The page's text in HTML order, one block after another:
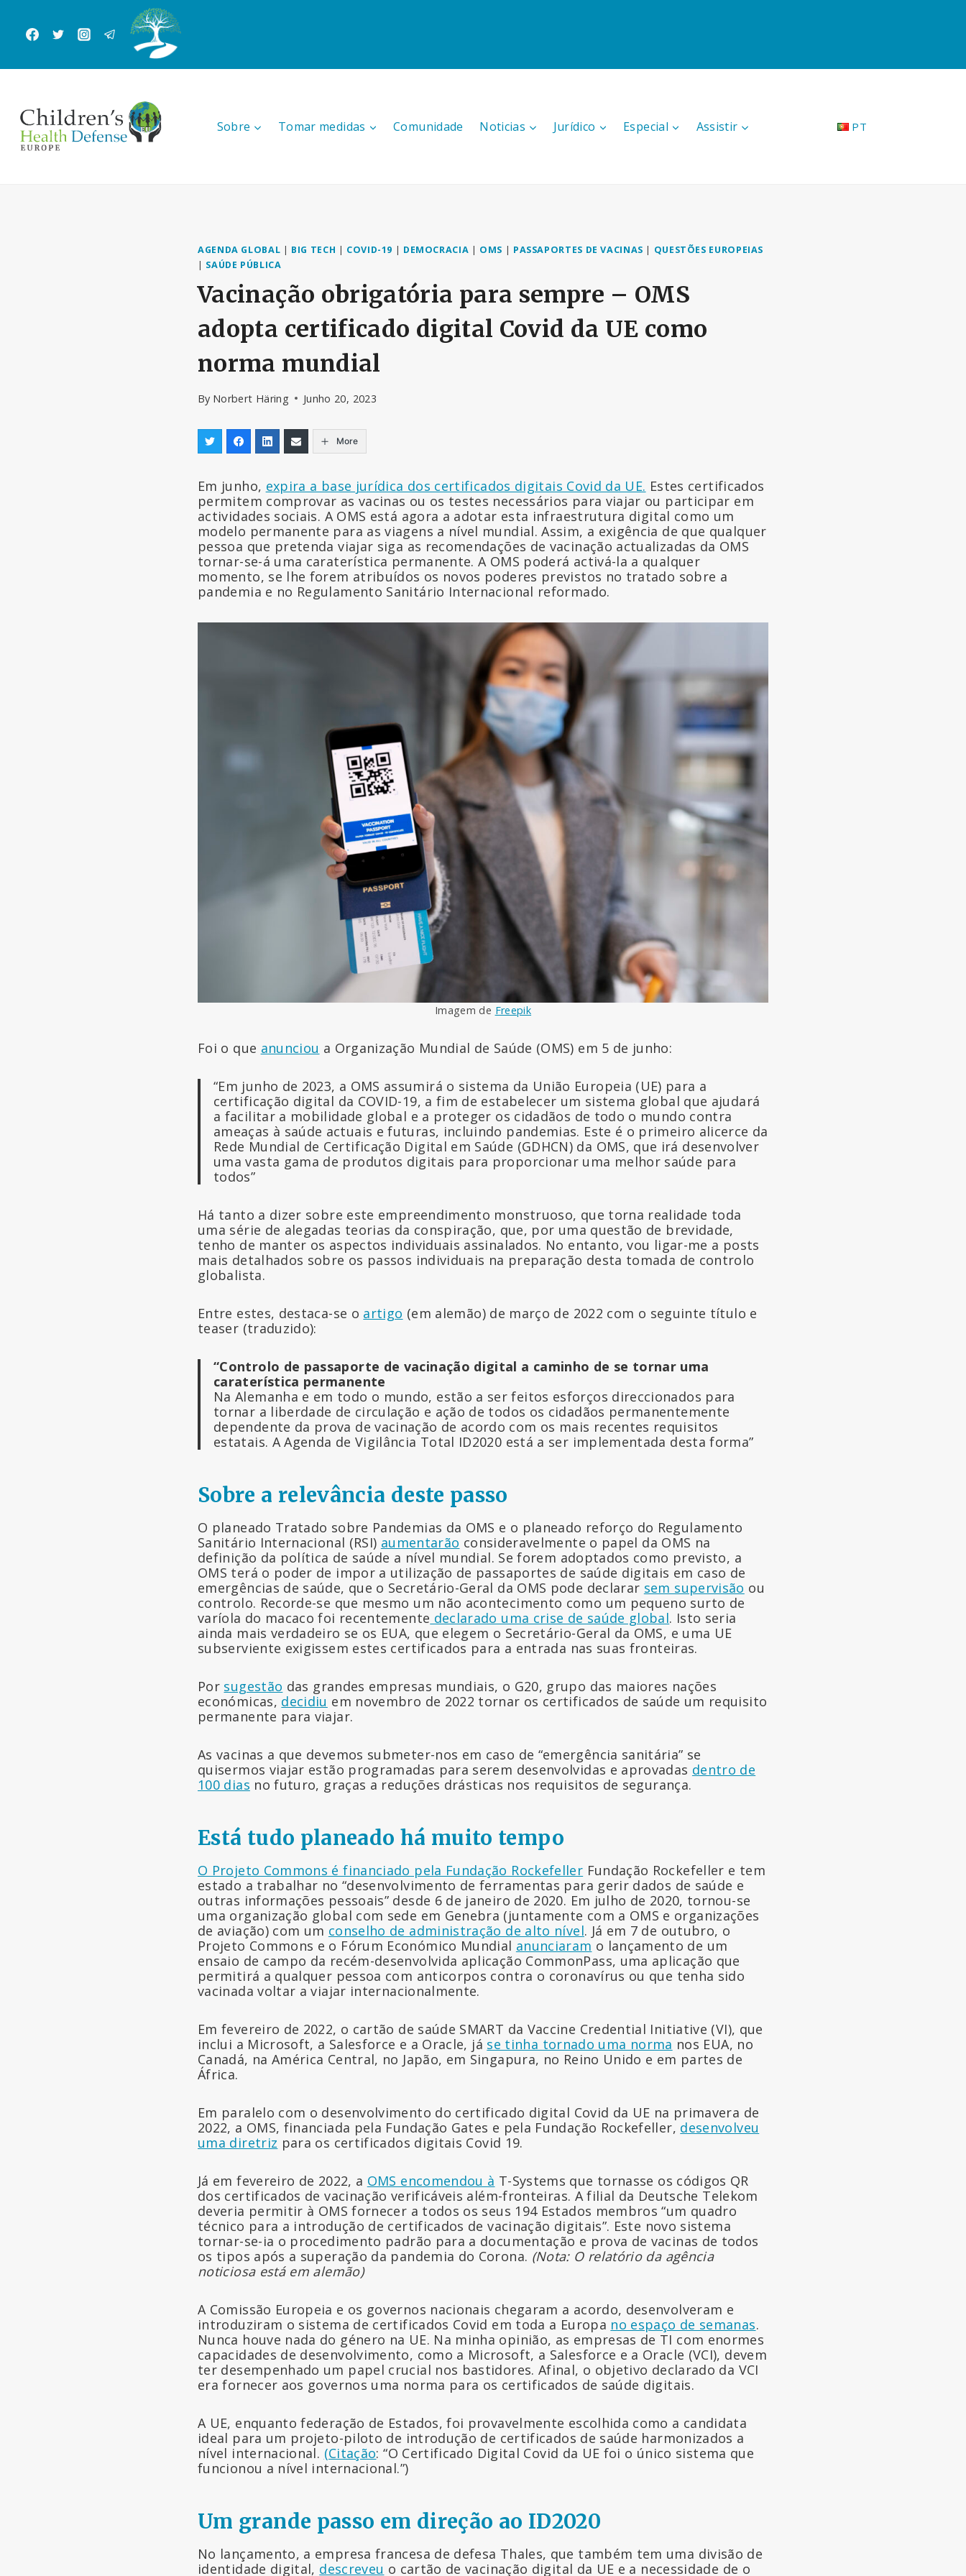
content
Sobre Tomar medidas Comunidade Noticias Jurídico Especial Assistir PT
AGENDA GLOBAL | BIG TECH | COVID-19 | DEMOCRACIA | OMS | PASSAPORTES DE VACINAS | QUESTÕES EUROPEIAS
| SAÚDE PÚBLICA
Vacinação obrigatória para sempre – OMS
adopta certificado digital Covid da UE como
norma mundial
By Norbert Häring Junho 20, 2023
More
Em junho, expira a base jurídica dos certificados digitais Covid da UE. Estes certificados
permitem comprovar as vacinas ou os testes necessários para viajar ou participar em
actividades sociais. A OMS está agora a adotar esta infraestrutura digital como um
modelo permanente para as viagens a nível mundial. Assim, a exigência de que qualquer
pessoa que pretenda viajar siga as recomendações de vacinação actualizadas da OMS
tornar-se-á uma caraterística permanente. A OMS poderá activá-la a qualquer
momento, se lhe forem atribuídos os novos poderes previstos no tratado sobre a
pandemia e no Regulamento Sanitário Internacional reformado.
Imagem de Freepik
Foi o que anunciou a Organização Mundial de Saúde (OMS) em 5 de junho:
“Em junho de 2023, a OMS assumirá o sistema da União Europeia (UE) para a
certificação digital da COVID-19, a fim de estabelecer um sistema global que ajudará
a facilitar a mobilidade global e a proteger os cidadãos de todo o mundo contra
ameaças à saúde actuais e futuras, incluindo pandemias. Este é o primeiro alicerce da
Rede Mundial de Certificação Digital em Saúde (GDHCN) da OMS, que irá desenvolver
uma vasta gama de produtos digitais para proporcionar uma melhor saúde para
todos”
Há tanto a dizer sobre este empreendimento monstruoso, que torna realidade toda
uma série de alegadas teorias da conspiração, que, por uma questão de brevidade,
tenho de manter os aspectos individuais assinalados. No entanto, vou ligar-me a posts
mais detalhados sobre os passos individuais na preparação desta tomada de controlo
globalista.
Entre estes, destaca-se o artigo (em alemão) de março de 2022 com o seguinte título e
teaser (traduzido):
“Controlo de passaporte de vacinação digital a caminho de se tornar uma
caraterística permanente
Na Alemanha e em todo o mundo, estão a ser feitos esforços direccionados para
tornar a liberdade de circulação e ação de todos os cidadãos permanentemente
dependente da prova de vacinação de acordo com os mais recentes requisitos
estatais. A Agenda de Vigilância Total ID2020 está a ser implementada desta forma”
Sobre a relevância deste passo
O planeado Tratado sobre Pandemias da OMS e o planeado reforço do Regulamento
Sanitário Internacional (RSI) aumentarão consideravelmente o papel da OMS na
definição da política de saúde a nível mundial. Se forem adoptados como previsto, a
OMS terá o poder de impor a utilização de passaportes de saúde digitais em caso de
emergências de saúde, que o Secretário-Geral da OMS pode declarar sem supervisão ou
controlo. Recorde-se que mesmo um não acontecimento como um pequeno surto de
varíola do macaco foi recentemente declarado uma crise de saúde global. Isto seria
ainda mais verdadeiro se os EUA, que elegem o Secretário-Geral da OMS, e uma UE
subserviente exigissem estes certificados para a entrada nas suas fronteiras.
Por sugestão das grandes empresas mundiais, o G20, grupo das maiores nações
económicas, decidiu em novembro de 2022 tornar os certificados de saúde um requisito
permanente para viajar.
As vacinas a que devemos submeter-nos em caso de “emergência sanitária” se
quisermos viajar estão programadas para serem desenvolvidas e aprovadas dentro de
100 dias no futuro, graças a reduções drásticas nos requisitos de segurança.
Está tudo planeado há muito tempo
O Projeto Commons é financiado pela Fundação Rockefeller Fundação Rockefeller e tem
estado a trabalhar no “desenvolvimento de ferramentas para gerir dados de saúde e
outras informações pessoais” desde 6 de janeiro de 2020. Em julho de 2020, tornou-se
uma organização global com sede em Genebra (juntamente com a OMS e organizações
de aviação) com um conselho de administração de alto nível. Já em 7 de outubro, o
Projeto Commons e o Fórum Económico Mundial anunciaram o lançamento de um
ensaio de campo da recém-desenvolvida aplicação CommonPass, uma aplicação que
permitirá a qualquer pessoa com anticorpos contra o coronavírus ou que tenha sido
vacinada voltar a viajar internacionalmente.
Em fevereiro de 2022, o cartão de saúde SMART da Vaccine Credential Initiative (VI), que
inclui a Microsoft, a Salesforce e a Oracle, já se tinha tornado uma norma nos EUA, no
Canadá, na América Central, no Japão, em Singapura, no Reino Unido e em partes de
África.
Em paralelo com o desenvolvimento do certificado digital Covid da UE na primavera de
2022, a OMS, financiada pela Fundação Gates e pela Fundação Rockefeller, desenvolveu
uma diretriz para os certificados digitais Covid 19.
Já em fevereiro de 2022, a OMS encomendou à T-Systems que tornasse os códigos QR
dos certificados de vacinação verificáveis além-fronteiras. A filial da Deutsche Telekom
deveria permitir à OMS fornecer a todos os seus 194 Estados membros “um quadro
técnico para a introdução de certificados de vacinação digitais”. Este novo sistema
tornar-se-ia o procedimento padrão para a documentação e prova de vacinas de todos
os tipos após a superação da pandemia do Corona. (Nota: O relatório da agência
noticiosa está em alemão)
A Comissão Europeia e os governos nacionais chegaram a acordo, desenvolveram e
introduziram o sistema de certificados Covid em toda a Europa no espaço de semanas.
Nunca houve nada do género na UE. Na minha opinião, as empresas de TI com enormes
capacidades de desenvolvimento, como a Microsoft, a Salesforce e a Oracle (VCI), devem
ter desempenhado um papel crucial nos bastidores. Afinal, o objetivo declarado da VCI
era fornecer aos governos uma norma para os certificados de saúde digitais.
A UE, enquanto federação de Estados, foi provavelmente escolhida como a candidata
ideal para um projeto-piloto de introdução de certificados de saúde harmonizados a
nível internacional. (Citação: “O Certificado Digital Covid da UE foi o único sistema que
funcionou a nível internacional.”)
Um grande passo em direção ao ID2020
No lançamento, a empresa francesa de defesa Thales, que também tem uma divisão de
identidade digital, descreveu o cartão de vacinação digital da UE e a necessidade de o